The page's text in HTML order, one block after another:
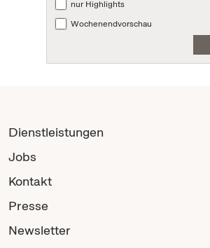
nur Highlights
Wochenendvorschau
Dienstleistungen
Jobs
Kontakt
Presse
Newsletter